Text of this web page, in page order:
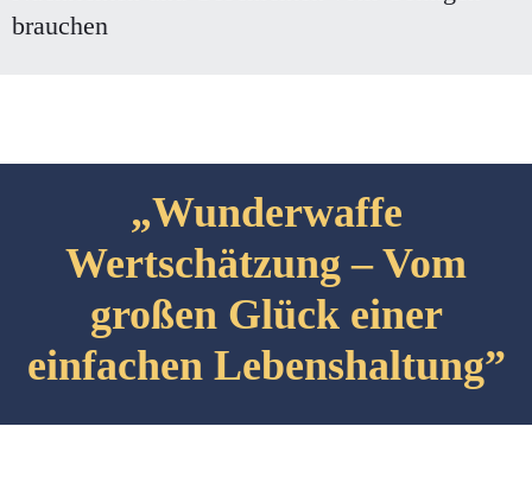
brauchen
„Wunderwaffe
Wertschätzung – Vom
großen Glück einer
einfachen Lebenshaltung”